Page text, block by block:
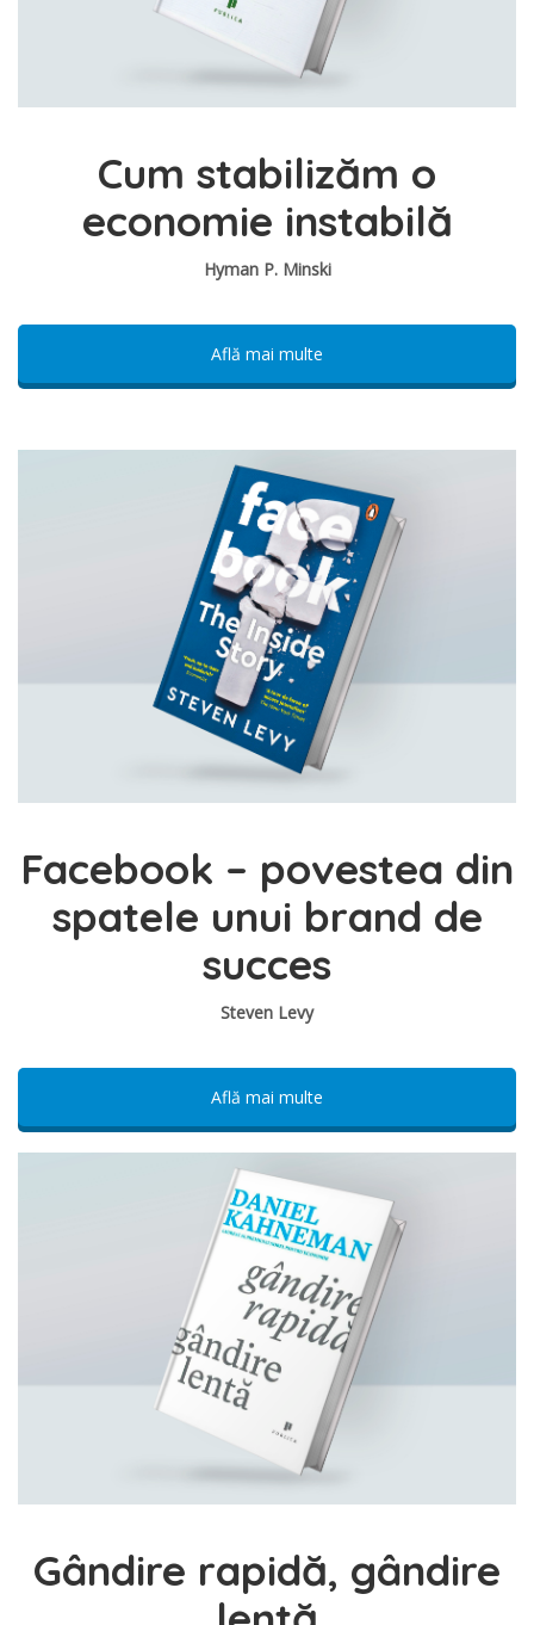
Cum stabilizăm o
economie instabilă
Hyman P. Minski
Află mai multe
Facebook – povestea din
spatele unui brand de
succes
Steven Levy
Află mai multe
Gândire rapidă, gândire